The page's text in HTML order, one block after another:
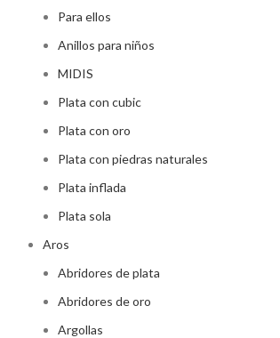
Para ellos
Anillos para niños
MIDIS
Plata con cubic
Plata con oro
Plata con piedras naturales
Plata inflada
Plata sola
Aros
Abridores de plata
Abridores de oro
Argollas